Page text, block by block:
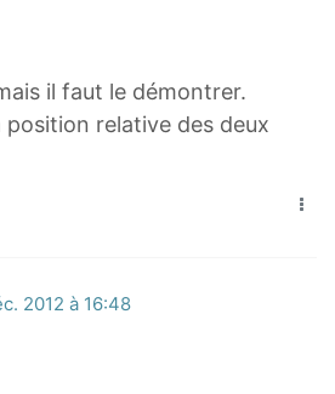
il faut le démontrer.
position relative des deux
2012 à 16:48